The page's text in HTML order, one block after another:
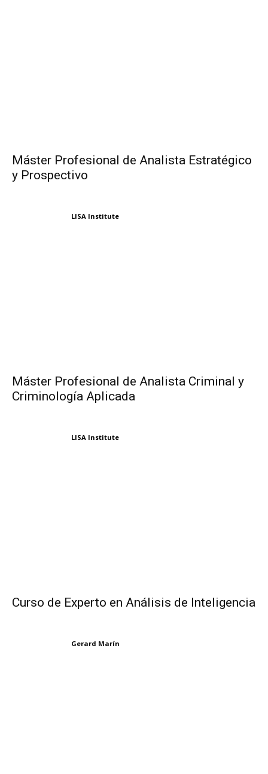
Máster Profesional de Analista Estratégico
y Prospectivo
LISA Institute
Máster Profesional de Analista Criminal y
Criminología Aplicada
LISA Institute
Curso de Experto en Análisis de Inteligencia
Gerard Marín